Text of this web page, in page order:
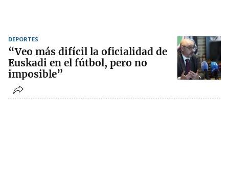
DEPORTES
“Veo más difícil la oficialidad de
Euskadi en el fútbol, pero no
imposible”